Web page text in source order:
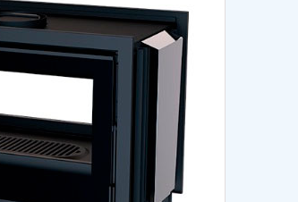
PELLETS DE MADERA CERTIFICADO
HOGAR INTELIGENTE